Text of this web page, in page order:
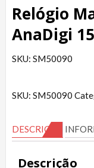
Relógio
AnaDigi
SKU: SM50090
SKU: SM50090
DESCRIÇÃO
Descrição